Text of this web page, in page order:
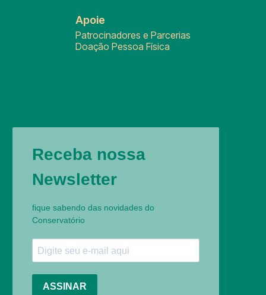
Apoie
Patrocinadores e Parcerias
Doação Pessoa Física